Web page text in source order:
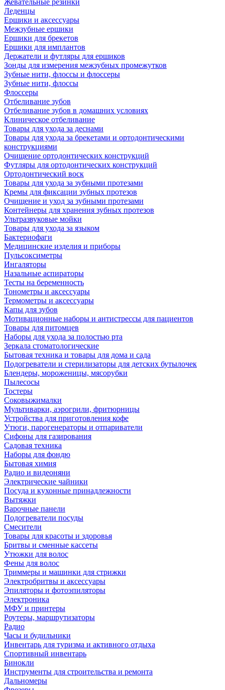
Жевательные резинки
Леденцы
Ершики и аксессуары
Межзубные ершики
Ершики для брекетов
Ершики для имплантов
Держатели и футляры для ершиков
Зонды для измерения межзубных промежутков
Зубные нити, флоссы и флоссеры
Зубные нити, флоссы
Флоссеры
Отбеливание зубов
Отбеливание зубов в домашних условиях
Клиническое отбеливание
Товары для ухода за деснами
Товары для ухода за брекетами и ортодонтическими
конструкциями
Очищение ортодонтических конструкций
Футляры для ортодонтических конструкций
Ортодонтический воск
Товары для ухода за зубными протезами
Кремы для фиксации зубных протезов
Очищение и уход за зубными протезами
Контейнеры для хранения зубных протезов
Ультразвуковые мойки
Товары для ухода за языком
Бактериофаги
Медицинские изделия и приборы
Пульсоксиметры
Ингаляторы
Назальные аспираторы
Тесты на беременность
Тонометры и аксессуары
Термометры и аксессуары
Капы для зубов
Мотивационные наборы и антистрессы для пациентов
Товары для питомцев
Наборы для ухода за полостью рта
Зеркала стоматологические
Бытовая техника и товары для дома и сада
Подогреватели и стерилизаторы для детских бутылочек
Блендеры, мороженицы, мясорубки
Пылесосы
Тостеры
Соковыжималки
Мультиварки, аэрогрили, фритюрницы
Устройства для приготовления кофе
Утюги, парогенераторы и отпариватели
Сифоны для газирования
Садовая техника
Наборы для фондю
Бытовая химия
Радио и видеоняни
Электрические чайники
Посуда и кухонные принадлежности
Вытяжки
Варочные панели
Подогреватели посуды
Смесители
Товары для красоты и здоровья
Бритвы и сменные кассеты
Утюжки для волос
Фены для волос
Триммеры и машинки для стрижки
Электробритвы и аксессуары
Эпиляторы и фотоэпиляторы
Электроника
МФУ и принтеры
Роутеры, маршрутизаторы
Радио
Часы и будильники
Инвентарь для туризма и активного отдыха
Спортивный инвентарь
Бинокли
Инструменты для строительства и ремонта
Дальномеры